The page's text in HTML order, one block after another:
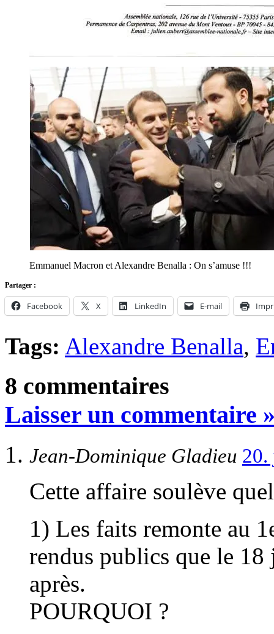
Emmanuel Macron et Alexandre Benalla : On s’amuse !!!
Partager :
Facebook X LinkedIn E-mail
Tags: Alexandre Benalla,
8 commentaires
Laisser un commentaire
Jean-Dominique Gladieu
Cette affaire soulève
1) Les faits remonte au
rendus publics que le
après.
POURQUOI ?